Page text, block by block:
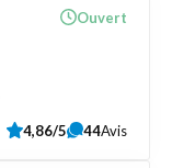
Ouvert
4,86/5 44Avis